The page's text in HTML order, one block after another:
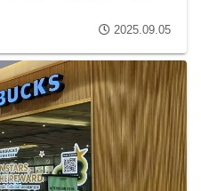
2025.09.05